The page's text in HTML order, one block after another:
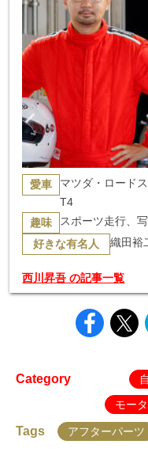
愛車
マツダ・ロード
T4
趣味 スポーツ走行、
好きな有名人 織田裕
西川昇吾 の記事一覧
Category
モー
Tags アフターパーツ